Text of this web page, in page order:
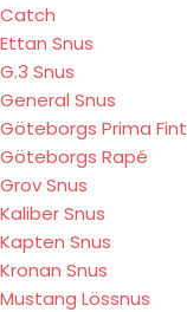
Catch
Ettan Snus
G.3 Snus
General Snus
Göteborgs Prima Fint
Göteborgs Rapé
Grov Snus
Kaliber Snus
Kapten Snus
Kronan Snus
Mustang Lössnus